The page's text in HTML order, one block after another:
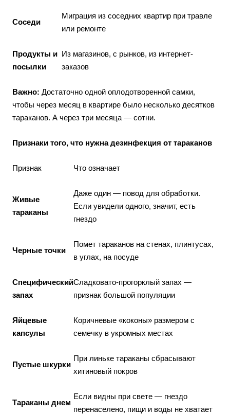
Соседи
Миграция из соседних квартир при травле
или ремонте
Продукты и
посылки
Из магазинов, с рынков, из интернет-
заказов
Важно: Достаточно одной оплодотворенной самки,
чтобы через месяц в квартире было несколько десятков
тараканов. А через три месяца — сотни.
Признаки того, что нужна дезинфекция от тараканов
Признак Что означает
Живые
тараканы
Даже один — повод для обработки.
Если увидели одного, значит, есть
гнездо
Черные точки
Помет тараканов на стенах, плинтусах,
в углах, на посуде
Специфический
запах
Сладковато-прогорклый запах —
признак большой популяции
Яйцевые
капсулы
Коричневые «коконы» размером с
семечку в укромных местах
Пустые шкурки
При линьке тараканы сбрасывают
хитиновый покров
Тараканы днем
Если видны при свете — гнездо
перенаселено, пищи и воды не хватает